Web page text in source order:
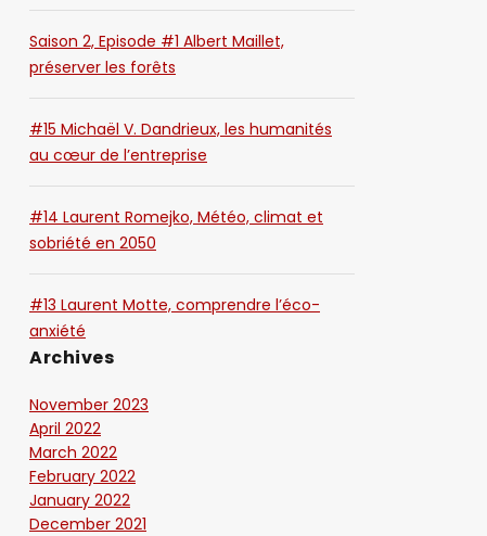
Saison 2, Episode #1 Albert Maillet,
préserver les forêts
#15 Michaël V. Dandrieux, les humanités
au cœur de l’entreprise
#14 Laurent Romejko, Météo, climat et
sobriété en 2050
#13 Laurent Motte, comprendre l’éco-
anxiété
Archives
November 2023
April 2022
March 2022
February 2022
January 2022
December 2021